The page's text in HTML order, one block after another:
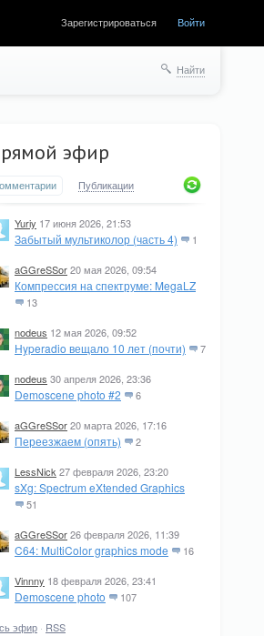
Зарегистрироваться Войти
Найти
эфир
Публикации
Yuriy 17 июня 2026, 21:53
Забытый мультиколор (часть 4) 1
aGGreSSor20 мая 2026, 09:54
Компрессия на спектруме: MegaLZ
13
nodeus 12 мая 2026, 09:52
Hyperadio вещало 10 лет (почти) 7
nodeus 30 апреля 2026, 23:36
Demoscene photo #2 6
aGGreSSor20 марта 2026, 17:16
Переезжаем (опять) 2
LessNick 27 февраля 2026, 23:20
sXg: Spectrum eXtended Graphics
51
aGGreSSor26 февраля 2026, 11:39
C64: MultiColor graphics mode 16
Vinnny 18 февраля 2026, 23:41
Demoscene photo 107
эфир · RSS